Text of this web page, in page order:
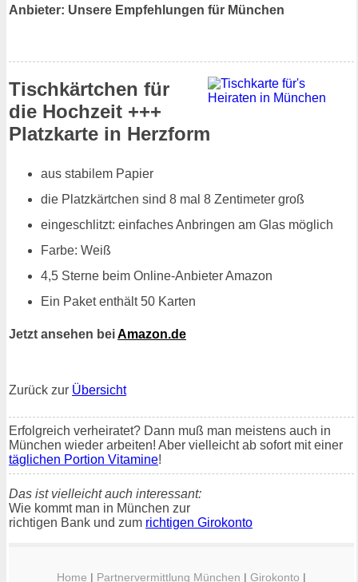
Anbieter: Unsere Empfehlungen für München
Tischkärtchen für
die Hochzeit +++
Platzkarte in Herzform
aus stabilem Papier
die Platzkärtchen sind 8 mal 8 Zentimeter groß
eingeschlitzt: einfaches Anbringen am Glas möglich
Farbe: Weiß
4,5 Sterne beim Online-Anbieter Amazon
Ein Paket enthält 50 Karten
Jetzt ansehen beiAmazon.de
Zurück zur Übersicht
Erfolgreich verheiratet? Dann muß man meistens auch in
München wieder arbeiten! Aber vielleicht ab sofort mit einer
täglichen Portion Vitamine!
Das ist vielleicht auch interessant:
Wie kommt man in München zur
richtigen Bank und zum richtigen Girokonto
Home | Partnervermittlung München | Girokonto |